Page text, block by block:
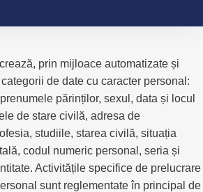
prin mijloace automatizate și
de date cu caracter personal:
părinților, sexul, data și locul
de stare civilă, adresa de
studiile, starea civilă, situația
codul numeric personal, seria și
Activitățile specifice de prelucrare
sunt reglementate în principal de